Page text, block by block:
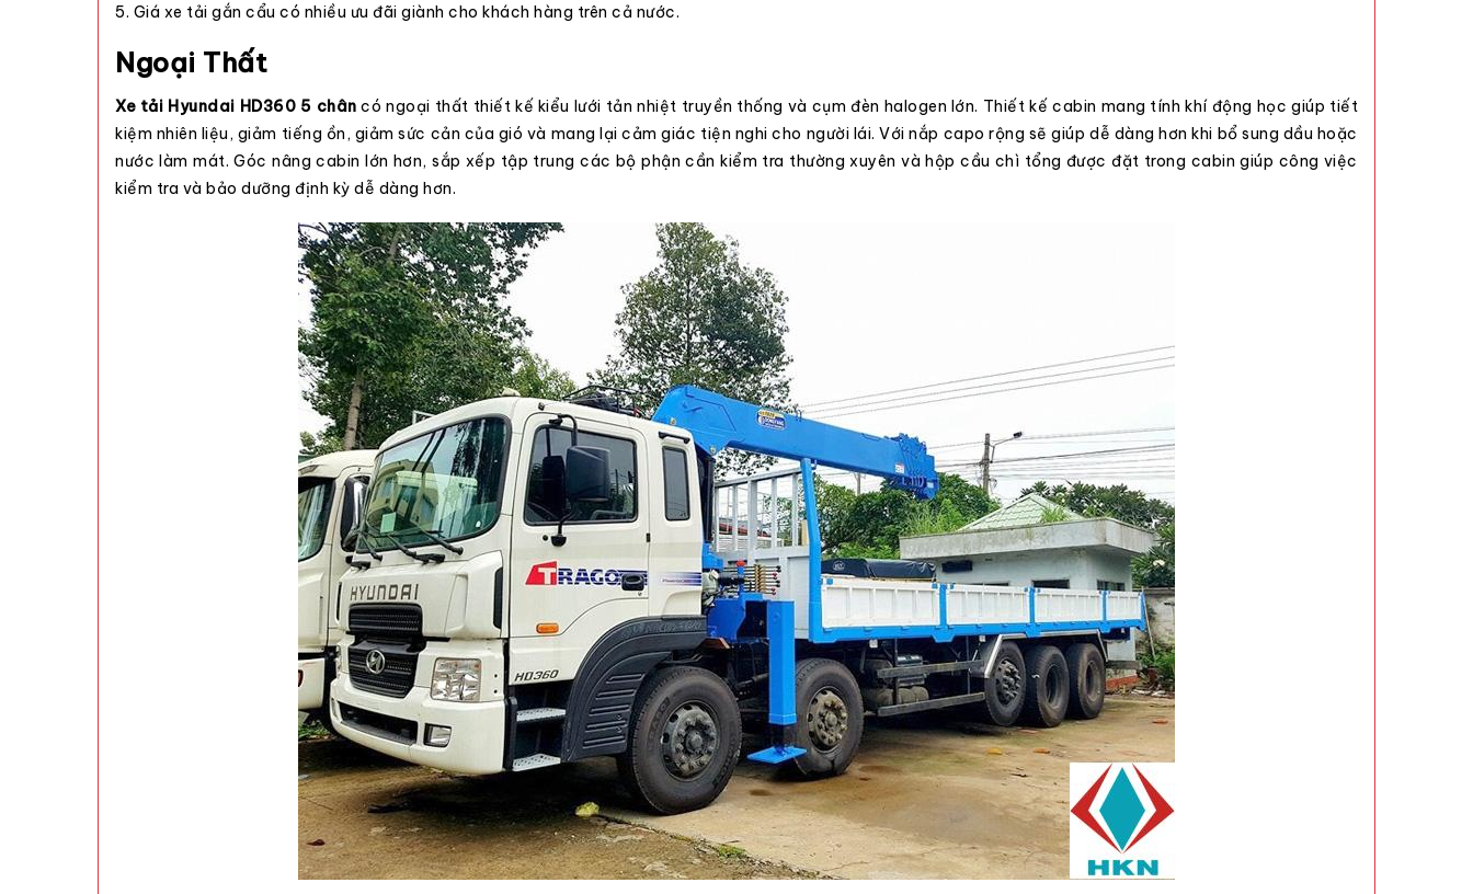
5. Giá xe tải gắn cẩu có nhiều ưu đãi giành cho khách hàng trên cả nước.
Ngoại Thất
Xe tải Hyundai HD360 5 chân có ngoại thất thiết kế kiểu lưới tản nhiệt truyền thống và cụm đèn halogen lớn. Thiết kế cabin mang tính khí động học giúp tiết
kiệm nhiên liệu, giảm tiếng ồn, giảm sức cản của gió và mang lại cảm giác tiện nghi cho người lái. Với nắp capo rộng sẽ giúp dễ dàng hơn khi bổ sung dầu hoặc
nước làm mát. Góc nâng cabin lớn hơn, sắp xếp tập trung các bộ phận cần kiểm tra thường xuyên và hộp cầu chì tổng được đặt trong cabin giúp công việc
kiểm tra và bảo dưỡng định kỳ dễ dàng hơn.